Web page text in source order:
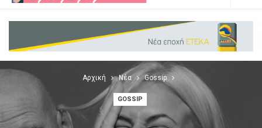
Αρχική Νέα Gossip
GOSSIP